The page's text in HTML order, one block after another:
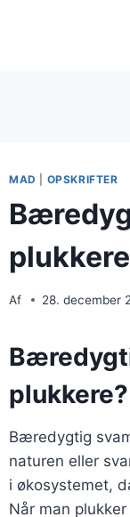
MAD OPSKRIFTER
plukkere
Af 28. december
plukkere?
Bæredygtig
naturen eller
i økosystemet,
Når man